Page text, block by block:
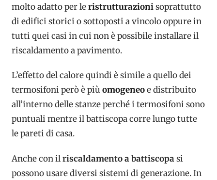
molto adatto per leristrutturazionisoprattutto
di edifici storici o sottoposti a vincolo oppure in
tutti quei casi in cui non è possibile installare il
riscaldamento a pavimento.
L’effetto del calore quindi è simile a quello dei
termosifoni però è più omogeneoe distribuito
all’interno delle stanze perché i termosifoni sono
puntuali mentre il battiscopa corre lungo tutte
le pareti di casa.
Anche con ilriscaldamento a battiscopasi
possono usare diversi sistemi di generazione. In